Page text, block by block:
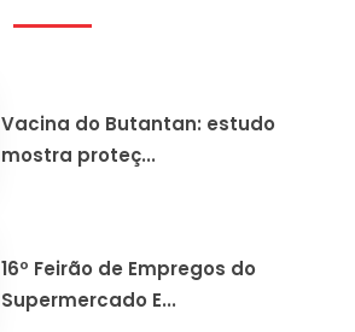
Vacina do Butantan: estudo
mostra proteç...
16º Feirão de Empregos do
Supermercado E...